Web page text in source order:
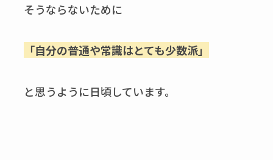
そうならないために
「自分の普通や常識はとても少数派」
と思うように日頃しています。